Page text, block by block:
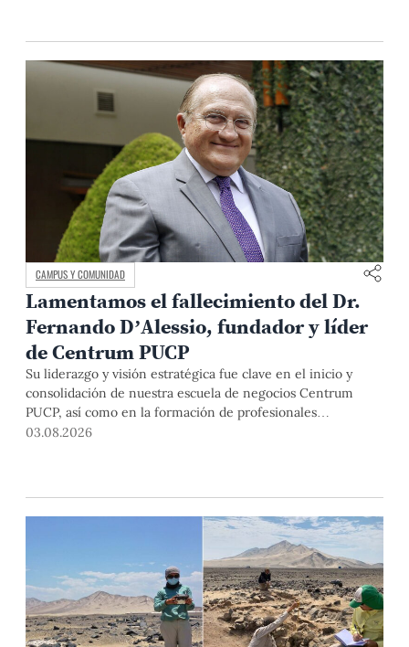
CAMPUS Y COMUNIDAD
Lamentamos el fallecimiento del Dr.
Fernando D’Alessio, fundador y líder
de Centrum PUCP
Su liderazgo y visión estratégica fue clave en el inicio y
consolidación de nuestra escuela de negocios Centrum
PUCP, así como en la formación de profesionales
empresariales comprometidos con el país. Por todo ello,
03.08.2026